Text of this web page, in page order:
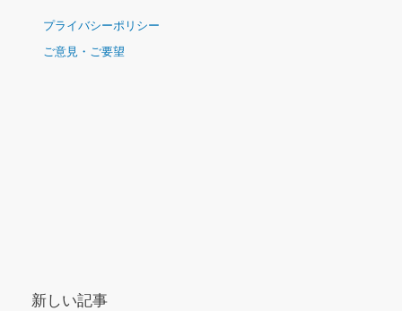
ナ
ゲ
プライバシーポリシー
ご意見・ご要望
新しい記事